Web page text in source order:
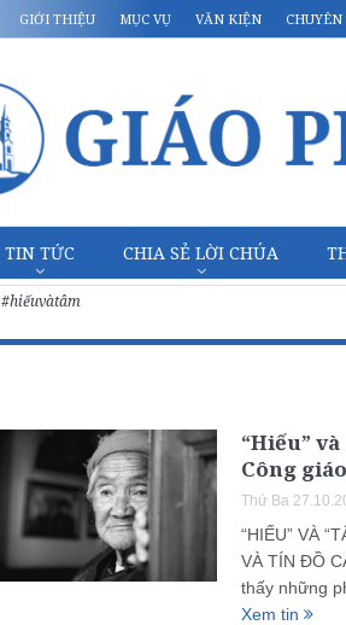
GIỚI THIỆU MỤC VỤ VĂN KIỆN
TIN TỨC CHIA SẺ LỜI CHÚA
#hiếuvàtâm
“Hiếu”
Công
Thứ Ba
“HIẾU” VÀ
VÀ TÍN ĐỒ
thấy những
Xem tin